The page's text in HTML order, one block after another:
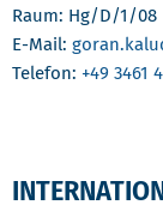
Raum: Hg/D/1/08
E-Mail:
Telefon: +49 3461